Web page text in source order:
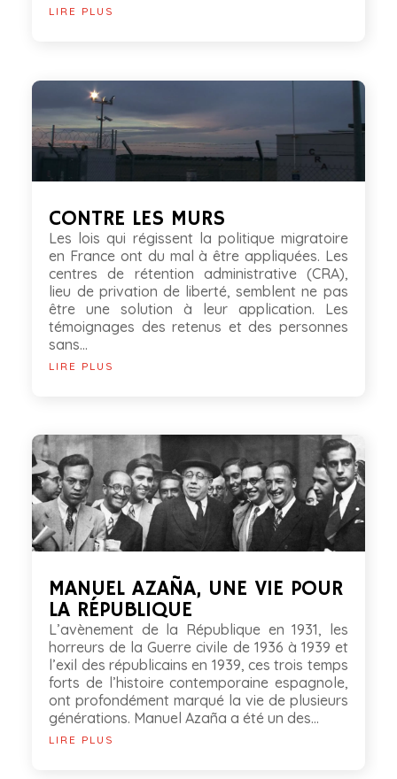
LIRE PLUS
CONTRE LES MURS
Les lois qui régissent la politique migratoire
en France ont du mal à être appliquées. Les
centres de rétention administrative (CRA),
lieu de privation de liberté, semblent ne pas
être une solution à leur application. Les
témoignages des retenus et des personnes
sans...
LIRE PLUS
MANUEL AZAÑA, UNE VIE POUR
LA RÉPUBLIQUE
L’avènement de la République en 1931, les
horreurs de la Guerre civile de 1936 à 1939 et
l’exil des républicains en 1939, ces trois temps
forts de l’histoire contemporaine espagnole,
ont profondément marqué la vie de plusieurs
générations. Manuel Azaña a été un des...
LIRE PLUS